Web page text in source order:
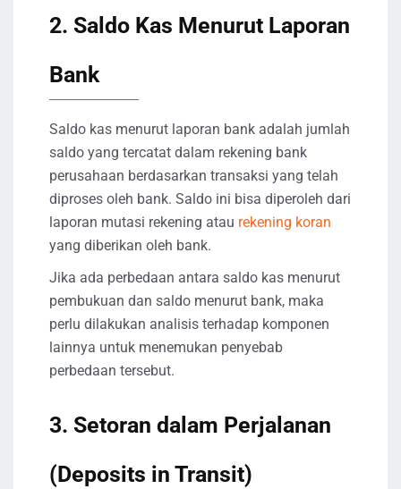
2. Saldo Kas Menurut Laporan
Bank
Saldo kas menurut laporan bank adalah jumlah
saldo yang tercatat dalam rekening bank
perusahaan berdasarkan transaksi yang telah
diproses oleh bank. Saldo ini bisa diperoleh dari
laporan mutasi rekening atau rekening koran
yang diberikan oleh bank.
Jika ada perbedaan antara saldo kas menurut
pembukuan dan saldo menurut bank, maka
perlu dilakukan analisis terhadap komponen
lainnya untuk menemukan penyebab
perbedaan tersebut.
3. Setoran dalam Perjalanan
(Deposits in Transit)